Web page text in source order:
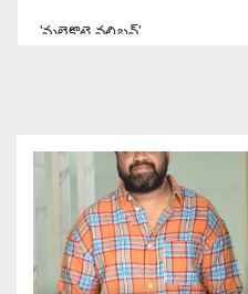
'మలైకొట్టై వలిబన్'
'రుద్రంగి' సినిమా రివ్యూ
'రౌడీ అల్లుడు
'శబరి